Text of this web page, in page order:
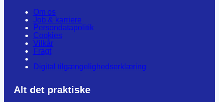
Om os
Job & karriere
Persondatapolitik
Cookies
Vilkår
Fragt
Digital tilgængelighedserklæring
Alt det praktiske